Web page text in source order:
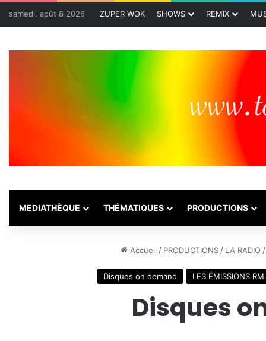
samedi, août 8 2026 ZUPER WOK SHOWS REMIX
MEDIATHÈQUE THÉMATIQUES PRODUCTIONS
Accueil / PRODUCTIONS / LA RADIO /
Disques on demand LES ÉMISSIONS RM
Disques